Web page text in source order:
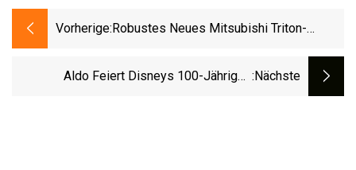
Vorherige: Robustes Neues Mitsubishi Triton-
Aldo Feiert Disneys 100-Jähriges :nächste